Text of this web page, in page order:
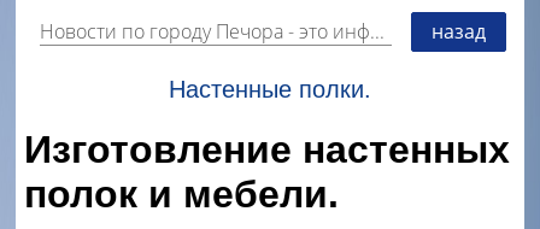
Новости по городу Печора- это информация о событиях, мероприятиях и торгово-коммерческой деятельности города. Страницу наполняют платные и бесплатные объявления, имеющие функцию "поднятия вверх списка". назад
Настенные полки.
Изготовление настенных
полок и мебели.